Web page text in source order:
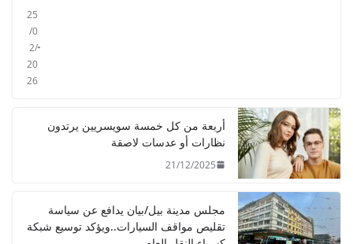
25
/0
2/
20
26
أربعة من كل خمسة سويسريين يرتدون
نظارات أو عدسات لاصقة
21/12/2025
مجلس مدينة بيل/بيان يدافع عن سياسة
تقليص مواقف السيارات..ويؤكد توسيع شبكة